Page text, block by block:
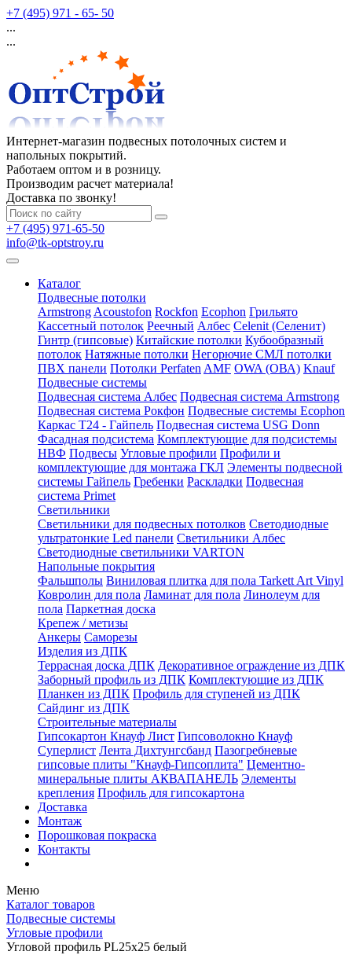
+7 (495) 971 - 65- 50
...
...
Интернет-магазин подвесных потолочных систем и
напольных покрытий.
Работаем оптом и в розницу.
Производим расчет материала!
Доставка по звонку!
+7 (495) 971-65-50
info@tk-optstroy.ru
Каталог
Подвесные потолки
Armstrong Acoustofon Rockfon Ecophon Грильято
Кассетный потолок Реечный Албес Celenit (Селенит)
Гинтр (гипсовые) Китайские потолки Кубообразный
потолок Натяжные потолки Негорючие СМЛ потолки
ПВХ панели Потолки Perfaten AMF OWA (ОВА) Knauf
Подвесные системы
Подвесная система Албес Подвесная система Armstrong
Подвесная система Рокфон Подвесные системы Ecophon
Каркас Т24 - Гайпель Подвесная система USG Donn
Фасадная подсистема Комплектующие для подсистемы
НВФ Подвесы Угловые профили Профили и
комплектующие для монтажа ГКЛ Элементы подвесной
системы Гайпель Гребенки Раскладки Подвесная
система Primet
Светильники
Светильники для подвесных потолков Светодиодные
ультратонкие Led панели Светильники Албес
Светодиодные светильники VARTON
Напольные покрытия
Фальшполы Виниловая плитка для пола Tarkett Art Vinyl
Ковролин для пола Ламинат для пола Линолеум для
пола Паркетная доска
Крепеж / метизы
Анкеры Саморезы
Изделия из ДПК
Террасная доска ДПК Декоративное ограждение из ДПК
Заборный профиль из ДПК Комплектующие из ДПК
Планкен из ДПК Профиль для ступеней из ДПК
Сайдинг из ДПК
Строительные материалы
Гипсокартон Кнауф Лист Гипсоволокно Кнауф
Суперлист Лента Дихтунгсбанд Пазогребневые
гипсовые плиты "Кнауф-Гипсоплита" Цементно-
минеральные плиты АКВАПАНЕЛЬ Элементы
крепления Профиль для гипсокартона
Доставка
Монтаж
Порошковая покраска
Контакты
Меню
Каталог товаров
Подвесные системы
Угловые профили
Угловой профиль PL25х25 белый